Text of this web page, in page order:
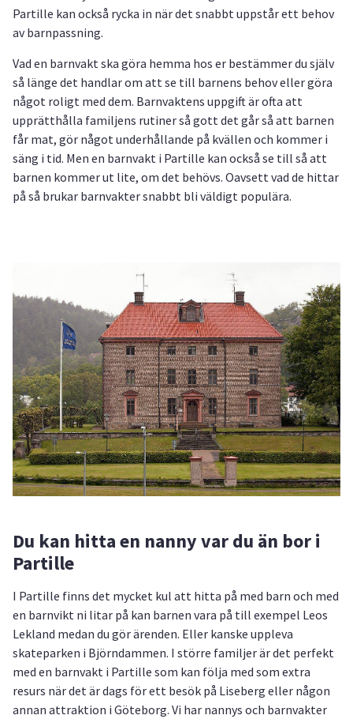
Partille kan också rycka in när det snabbt uppstår ett behov
av barnpassning.
Vad en barnvakt ska göra hemma hos er bestämmer du själv
så länge det handlar om att se till barnens behov eller göra
något roligt med dem. Barnvaktens uppgift är ofta att
upprätthålla familjens rutiner så gott det går så att barnen
får mat, gör något underhållande på kvällen och kommer i
säng i tid. Men en barnvakt i Partille kan också se till så att
barnen kommer ut lite, om det behövs. Oavsett vad de hittar
på så brukar barnvakter snabbt bli väldigt populära.
Du kan hitta en nanny var du än bor i
Partille
I Partille finns det mycket kul att hitta på med barn och med
en barnvikt ni litar på kan barnen vara på till exempel Leos
Lekland medan du gör ärenden. Eller kanske uppleva
skateparken i Björndammen. I större familjer är det perfekt
med en barnvakt i Partille som kan följa med som extra
resurs när det är dags för ett besök på Liseberg eller någon
annan attraktion i Göteborg. Vi har nannys och barnvakter